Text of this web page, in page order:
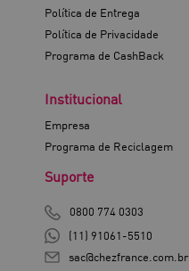
Política de Entrega
Política de Privacidade
Programa de CashBack
Institucional
Empresa
Programa de Reciclagem
Suporte
0800 774 0303
(11) 91061-5510
sac@chezfrance.com.br